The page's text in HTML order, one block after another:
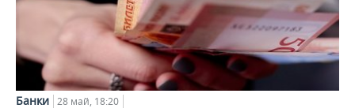
Банки 28 май, 18:20